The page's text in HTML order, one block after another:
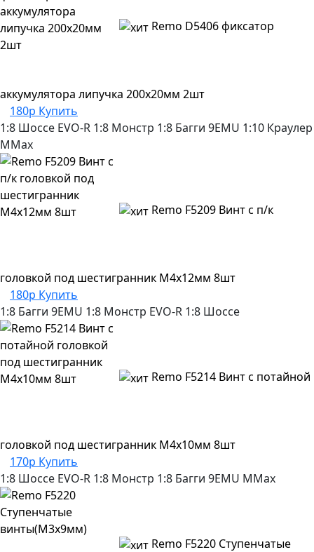
Remo D5406 фиксатор
аккумулятора липучка 200х20мм 2шт
180р Купить
1:8 Шоссе EVO-R 1:8 Монстр 1:8 Багги 9EMU 1:10 Краулер
MMax
Remo F5209 Винт с п/к
головкой под шестигранник М4х12мм 8шт
180р Купить
1:8 Багги 9EMU 1:8 Монстр EVO-R 1:8 Шоссе
Remo F5214 Винт с потайной
головкой под шестигранник М4х10мм 8шт
170р Купить
1:8 Шоссе EVO-R 1:8 Монстр 1:8 Багги 9EMU MMax
Remo F5220 Ступенчатые